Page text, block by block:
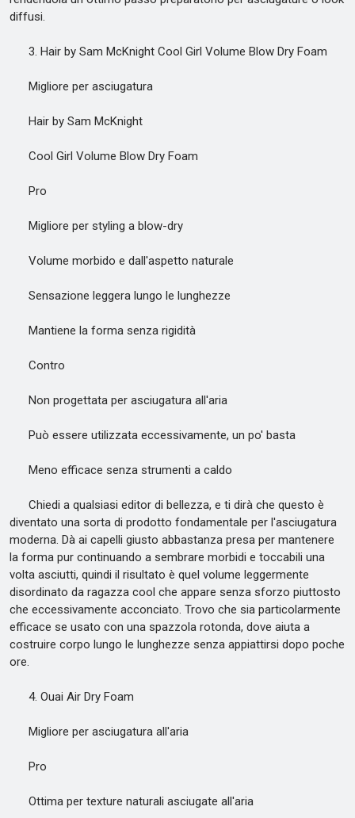
diffusi.
3. Hair by Sam McKnight Cool Girl Volume Blow Dry Foam
Migliore per asciugatura
Hair by Sam McKnight
Cool Girl Volume Blow Dry Foam
Pro
Migliore per styling a blow-dry
Volume morbido e dall'aspetto naturale
Sensazione leggera lungo le lunghezze
Mantiene la forma senza rigidità
Contro
Non progettata per asciugatura all'aria
Può essere utilizzata eccessivamente, un po' basta
Meno efficace senza strumenti a caldo
Chiedi a qualsiasi editor di bellezza, e ti dirà che questo è
diventato una sorta di prodotto fondamentale per l'asciugatura
moderna. Dà ai capelli giusto abbastanza presa per mantenere
la forma pur continuando a sembrare morbidi e toccabili una
volta asciutti, quindi il risultato è quel volume leggermente
disordinato da ragazza cool che appare senza sforzo piuttosto
che eccessivamente acconciato. Trovo che sia particolarmente
efficace se usato con una spazzola rotonda, dove aiuta a
costruire corpo lungo le lunghezze senza appiattirsi dopo poche
ore.
4. Ouai Air Dry Foam
Migliore per asciugatura all'aria
Pro
Ottima per texture naturali asciugate all'aria